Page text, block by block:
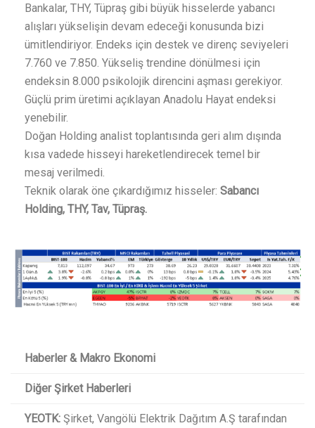
Bankalar, THY, Tüpraş gibi büyük hisselerde yabancı
alışları yükselişin devam edeceği konusunda bizi
ümitlendiriyor. Endeks için destek ve direnç seviyeleri
7.760 ve 7.850. Yükseliş trendine dönülmesi için
endeksin 8.000 psikolojik direncini aşması gerekiyor.
Güçlü prim üretimi açıklayan Anadolu Hayat endeksi
yenebilir.
Doğan Holding analist toplantısında geri alım dışında
kısa vadede hisseyi hareketlendirecek temel bir
mesaj verilmedi.
Teknik olarak öne çıkardığımız hisseler: Sabancı
Holding, THY, Tav, Tüpraş.
Haberler & Makro Ekonomi
Diğer Şirket Haberleri
YEOTK: Şirket, Vangölü Elektrik Dağıtım A.Ş tarafından